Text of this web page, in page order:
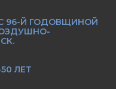
96-Й ГОДОВЩИНОЙ
ЛЕТ